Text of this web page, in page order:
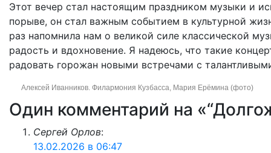
Этот вечер стал настоящим праздником музыки и
порыве, он стал важным событием в культурной
раз напомнила нам о великой силе классической
радость и вдохновение. Я надеюсь, что такие
радовать горожан новыми встречами с
Алексей Иванников. Филармония Кузбасса, Мария Ерёмина (фото)
Один комментарий на
Сергей Орлов:
13.02.2026 в 06:47